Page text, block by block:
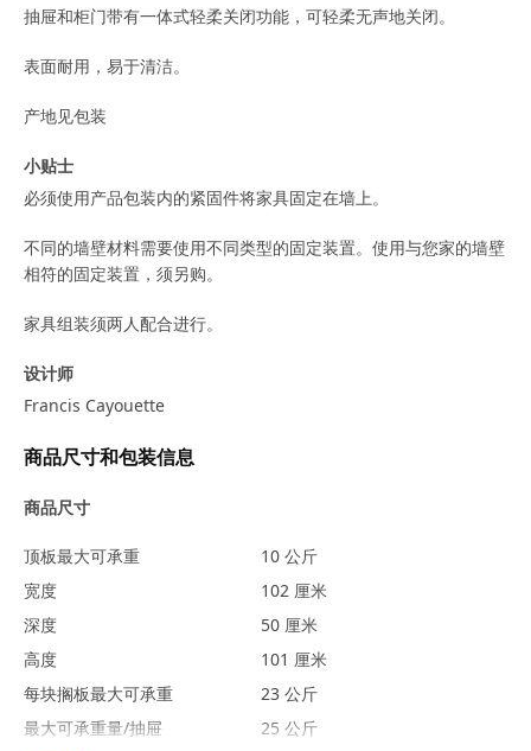
抽屉和柜门带有一体式轻柔关闭功能，可轻柔无声地关闭。
表面耐用，易于清洁。
产地见包装
小贴士
必须使用产品包装内的紧固件将家具固定在墙上。
不同的墙壁材料需要使用不同类型的固定装置。使用与您家的墙壁
相符的固定装置，须另购。
家具组装须两人配合进行。
设计师
Francis Cayouette
商品尺寸和包装信息
商品尺寸
顶板最大可承重
10 公斤
宽度
102 厘米
深度
50 厘米
高度
101 厘米
每块搁板最大可承重
23 公斤
最大可承重量/抽屉
25 公斤